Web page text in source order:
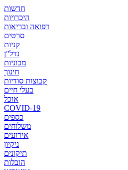
חדשות
היכרויות
רפואה ובריאות
סרטים
קניות
נדל"ן
מכוניות
חינוך
קבוצות סודיות
בעלי חיים
אוכל
COVID-19
כספים
משלוחים
אירועים
ניקיון
תיקונים
הובלות